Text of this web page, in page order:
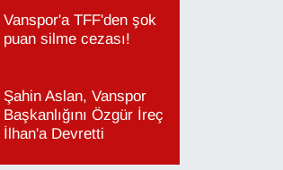
Vanspor'a TFF'den şok
puan silme cezası!
Şahin Aslan, Vanspor
Başkanlığını Özgür İreç
İlhan'a Devretti